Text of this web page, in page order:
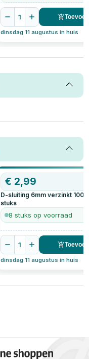
1
dinsdag 11 augustus in huis
€ 2,99
D-sluiting 6mm verzinkt
stuks
8 stuks op voorraad
1
dinsdag 11 augustus in huis